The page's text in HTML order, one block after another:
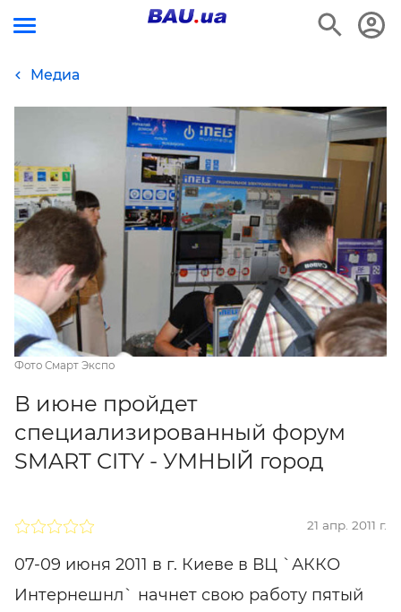
Медиа
Фото Смарт Экспо
В июне пройдет
специализированный форум
SMART CITY - УМНЫЙ город
21 апр. 2011 г.
07-09 июня 2011 в г. Киеве в ВЦ `АККО
Интернешнл` начнет свою работу пятый